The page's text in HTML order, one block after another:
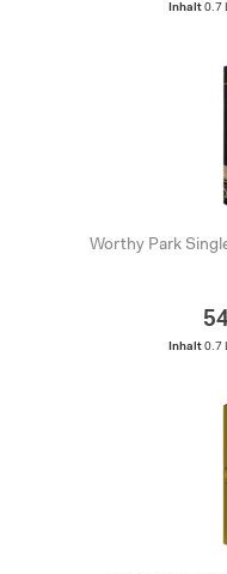
Inhalt 0.7
Worthy Park
Inhalt 0.7